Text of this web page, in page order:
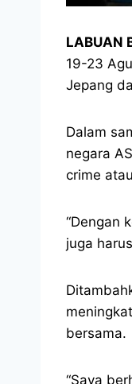
LABUAN
19-23
Jepang
Dalam
negara
crime
“Dengan
juga
bersama.
“Saya